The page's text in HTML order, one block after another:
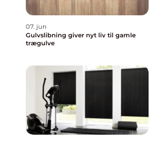
07. jun
Gulvslibning giver nyt liv til gamle
trægulve